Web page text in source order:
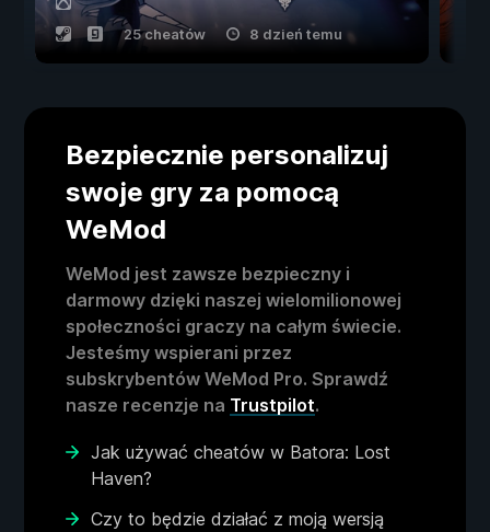
25 cheatów 8 dzień temu
Bezpiecznie personalizuj
swoje gry za pomocą
WeMod
WeMod jest zawsze bezpieczny i
darmowy dzięki naszej wielomilionowej
społeczności graczy na całym świecie.
Jesteśmy wspierani przez
subskrybentów WeMod Pro. Sprawdź
nasze recenzje na Trustpilot.
Jak używać cheatów w Batora: Lost
Haven?
Czy to będzie działać z moją wersją